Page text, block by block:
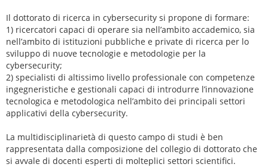
Il dottorato di ricerca in cybersecurity si propone di formare:
1) ricercatori capaci di operare sia nell’ambito accademico, sia
nell’ambito di istituzioni pubbliche e private di ricerca per lo
sviluppo di nuove tecnologie e metodologie per la
cybersecurity;
2) specialisti di altissimo livello professionale con competenze
ingegneristiche e gestionali capaci di introdurre l’innovazione
tecnologica e metodologica nell’ambito dei principali settori
applicativi della cybersecurity.
La multidisciplinarietà di questo campo di studi è ben
rappresentata dalla composizione del collegio di dottorato che
si avvale di docenti esperti di molteplici settori scientifici.